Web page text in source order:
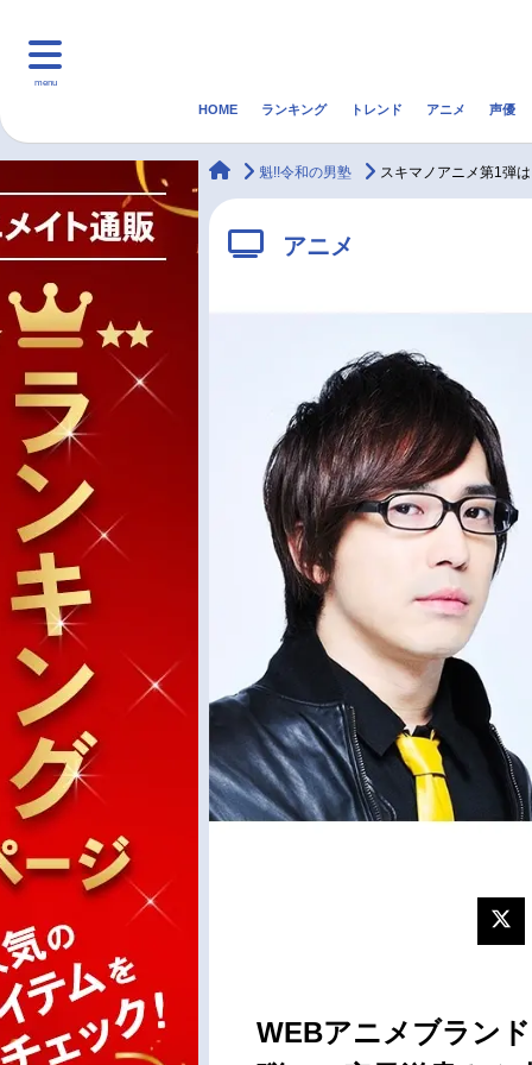
menu
マンガ・ラノベ ゲーム・アプリ
アニメ記事一覧
声優記事一覧
HOME ランキング トレンド アニメ 声優
animateTimes
魁!!令和の男塾 スキマノアニメ第1弾
アニメ
WEBアニメブラン